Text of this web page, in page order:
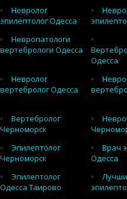
Невролог
эпилептолог Одесса
Невропатологи
вертебрологи Одесса
Одесса
Невролог
вертебролог Одесса
Вертебролог
Черноморск
Эпилептолог
Черноморск
Врач
Одесса
Эпилептолог
Одесса Таирово